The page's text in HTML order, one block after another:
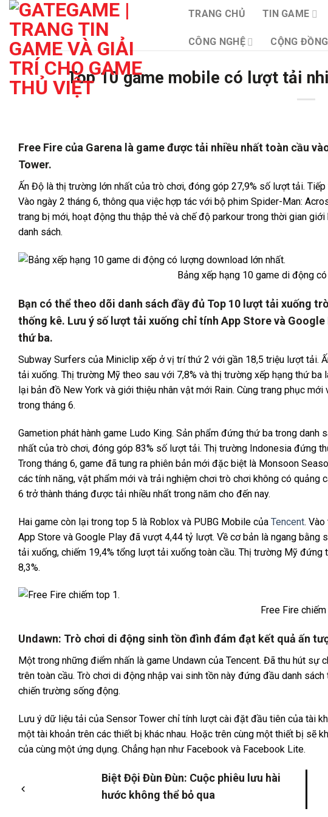
Bỏ
qua
dung
TRANG CHỦ TIN GAME
CÔNG NGHỆ CỘNG ĐỒNG
Top 10 game mobile có lượt tải
Free Fire của Garena là game được tải nhiều nhất toàn cầu
Tower.
Ấn Độ là thị trường lớn nhất của trò chơi, đóng góp 27,9% số lượt tải.
Vào ngày 2 tháng 6, thông qua việc hợp tác với bộ phim Spider-Man:
trang bị mới, hoạt động thu thập thẻ và chế độ parkour trong thời gian
danh sách.
Bảng xếp hạng 10 game di động
Bạn có thể theo dõi danh sách đầy đủ Top 10 lượt tải xuống
thống kê. Lưu ý số lượt tải xuống chỉ tính App Store và
thứ ba.
Subway Surfers của Miniclip xếp ở vị trí thứ 2 với gần 18,5 triệu lượt tải.
tải xuống. Thị trường Mỹ theo sau với 7,8% và thị trường xếp hạng thứ ba
lại bản đồ New York và giới thiệu nhân vật mới Rain. Cùng trang phục
trong tháng 6.
Gametion phát hành game Ludo King. Sản phẩm đứng thứ ba trong
nhất của trò chơi, đóng góp 83% số lượt tải. Thị trường Indonesia đứng
Trong tháng 6, game đã tung ra phiên bản mới đặc biệt là Monsoon
các tính năng, vật phẩm mới và trải nghiệm chơi trò chơi không có quảng
6 trở thành tháng được tải nhiều nhất trong năm cho đến nay.
Hai game còn lại trong top 5 là Roblox và PUBG Mobile của Tencent.
App Store và Google Play đã vượt 4,44 tỷ lượt. Về cơ bản là ngang
tải xuống, chiếm 19,4% tổng lượt tải xuống toàn cầu. Thị trường Mỹ
8,3%.
Free Fire
Undawn: Trò chơi di động sinh tồn đình đám đạt kết quả ấn
Một trong những điểm nhấn là game Undawn của Tencent. Đã thu hút
trên toàn cầu. Trò chơi di động nhập vai sinh tồn này đứng đầu danh
chiến trường sống động.
Lưu ý dữ liệu tải của Sensor Tower chỉ tính lượt cài đặt đầu tiên của tài
một tài khoản trên các thiết bị khác nhau. Hoặc trên cùng một thiết bị sẽ
của cùng một ứng dụng. Chẳng hạn như Facebook và Facebook Lite.
Biệt Đội Đùn Đùn: Cuộc phiêu lưu hài
hước không thể bỏ qua